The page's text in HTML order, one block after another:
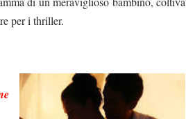
per i thriller.